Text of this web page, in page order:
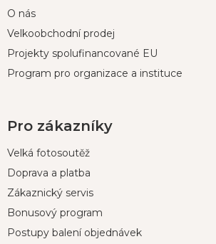
O nás
Velkoobchodní prodej
Projekty spolufinancované EU
Program pro organizace a instituce
Pro zákazníky
Velká fotosoutěž
Doprava a platba
Zákaznický servis
Bonusový program
Postupy balení objednávek